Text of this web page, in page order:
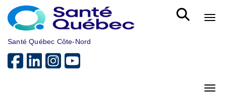
Skip to main content
Santé Québec Côte-Nord